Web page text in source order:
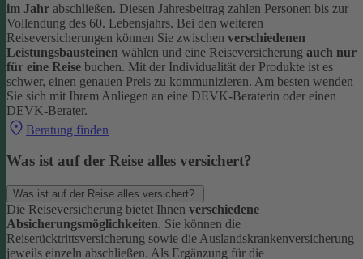
im Jahr abschließen. Diesen Jahresbeitrag zahlen Personen bis zur
Vollendung des 60. Lebensjahrs. Bei den weiteren
Reiseversicherungen können Sie zwischen verschiedenen
Leistungsbausteinen wählen und eine Reiseversicherung auch nur
für eine Reise buchen. Mit der Individualität der Produkte ist es
schwer, einen genauen Preis zu kommunizieren. Am besten wenden
Sie sich mit Ihrem Anliegen an eine DEVK-Beraterin oder einen
DEVK-Berater.
Beratung finden
Was ist auf der Reise alles versichert?
Was ist auf der Reise alles versichert?
Die Reiseversicherung bietet Ihnen verschiedene
Absicherungsmöglichkeiten. Sie können die
Reiserücktrittsversicherung sowie die Auslandskrankenversicherung
jeweils einzeln abschließen. Als Ergänzung für die